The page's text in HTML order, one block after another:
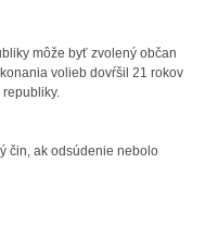
môže byť zvolený občan
volieb dovŕšil 21 rokov
čin, ak odsúdenie nebolo